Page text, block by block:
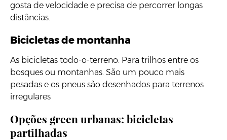
gosta de velocidade e precisa de percorrer longas
distâncias.
Bicicletas de montanha
As bicicletas todo-o-terreno. Para trilhos entre os
bosques ou montanhas. São um pouco mais
pesadas e os pneus são desenhados para terrenos
irregulares
Opções green urbanas: bicicletas
partilhadas